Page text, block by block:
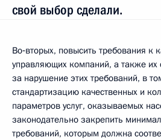
свой выбор сделали.
Во‑вторых, повысить требования к
управляющих компаний, а также их
за нарушение этих требований, в
стандартизацию качественных и
параметров услуг, оказываемых
законодательно закрепить
требований, которым должна